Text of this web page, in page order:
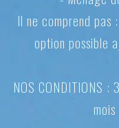
Il ne comprend
option possible
NOS CONDITIONS